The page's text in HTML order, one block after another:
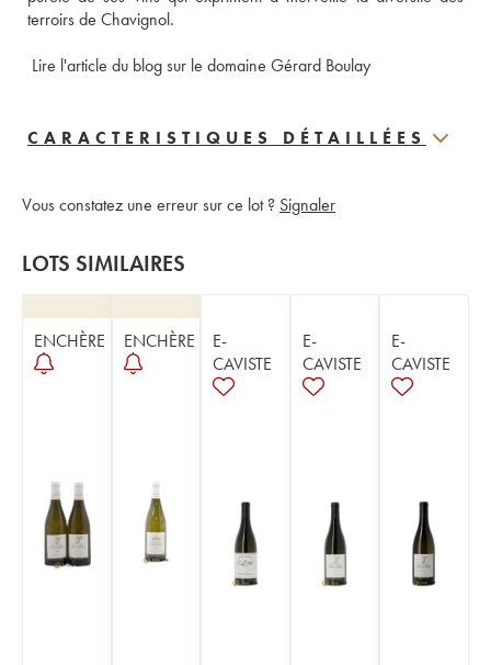
terroirs de Chavignol.
Lire l'article du blog sur le domaine Gérard Boulay
CARACTERISTIQUES DÉTAILLÉES
Vous constatez une erreur sur ce lot ? Signaler
LOTS SIMILAIRES
ENCHÈRE ENCHÈRE
E-
CAVISTE
E-
CAVISTE
E-
CAVISTE